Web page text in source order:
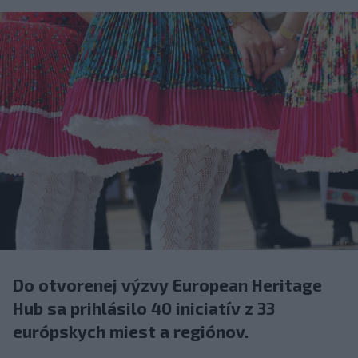
Do otvorenej výzvy European Heritage
Hub sa prihlásilo 40 iniciatív z 33
európskych miest a regiónov.